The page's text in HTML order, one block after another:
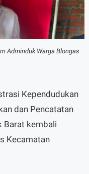
Adminduk Warga Blongas
Kependudukan
dan Pencatatan
Barat kembali
Kecamatan